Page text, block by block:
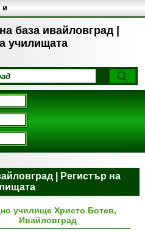
база ивайловград |
училищата
и
| Регистър на
училище Христо Ботев,
Ивайловград